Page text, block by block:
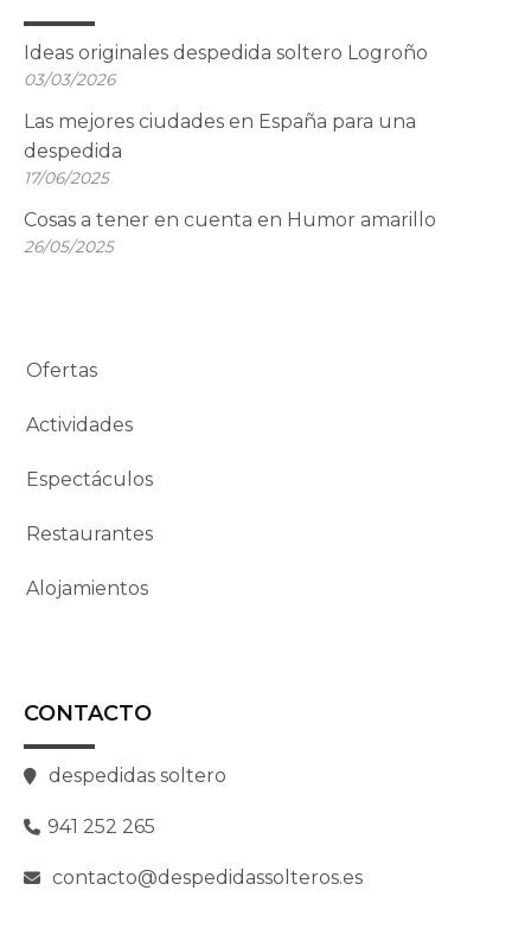
Ideas originales despedida soltero Logroño
03/03/2026
Las mejores ciudades en España para una
despedida
17/06/2025
Cosas a tener en cuenta en Humor amarillo
26/05/2025
Ofertas
Actividades
Espectáculos
Restaurantes
Alojamientos
CONTACTO
despedidas soltero
941 252 265
contacto@despedidassolteros.es